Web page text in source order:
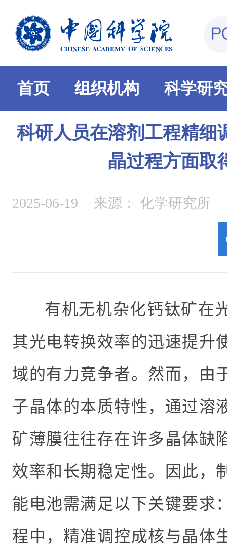
首页 组织机构 科学研
科研人员在溶剂工程精细
晶过程方面取
2025-06-19 来源： 化学研究所
有机无机杂化钙钛矿在
其光电转换效率的迅速提升
域的有力竞争者。然而，由
子晶体的本质特性，通过溶
矿薄膜往往存在许多晶体缺
效率和长期稳定性。因此，
能电池需满足以下关键要求
程中，精准调控成核与晶体